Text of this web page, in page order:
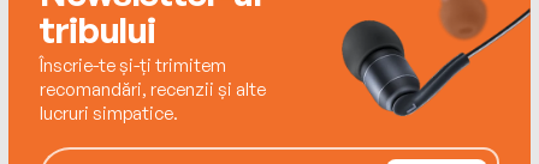
ISBN 978-606-95818-7-2
tribului
Înscrie-te și-ți trimitem
recomandări, recenzii și alte
lucruri simpatice.